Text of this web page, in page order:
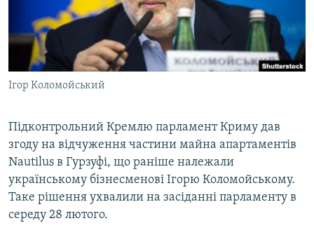
ВІДЕОУРОКИ «ELIFBE»
СВІДЧЕННЯ ОКУПАЦІЇ
УКРАЇНСЬКА ПРОБЛЕМА КРИМУ
ІНФОГРАФІКА
Русский
Qırımtatar
ДОЛУЧАЙСЯ!
Усі сайти RFE/RL
Ігор Коломойський
Підконтрольний Кремлю парламент Криму дав
згоду на відчуження частини майна апартаментів
Nautilus в Гурзуфі, що раніше належали
українському бізнесменові Ігорю Коломойському.
Таке рішення ухвалили на засіданні парламенту в
середу 28 лютого.